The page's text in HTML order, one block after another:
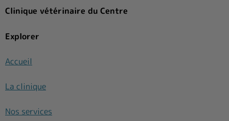
Explorer
Accueil
La clinique
Nos services
Clinique vétérinaire du Centre